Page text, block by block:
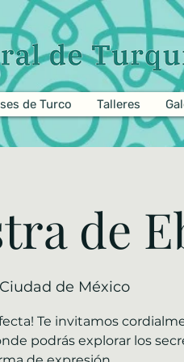
de Turco Talleres
de
Ciudad de México
Te invitamos
podrás explorar los